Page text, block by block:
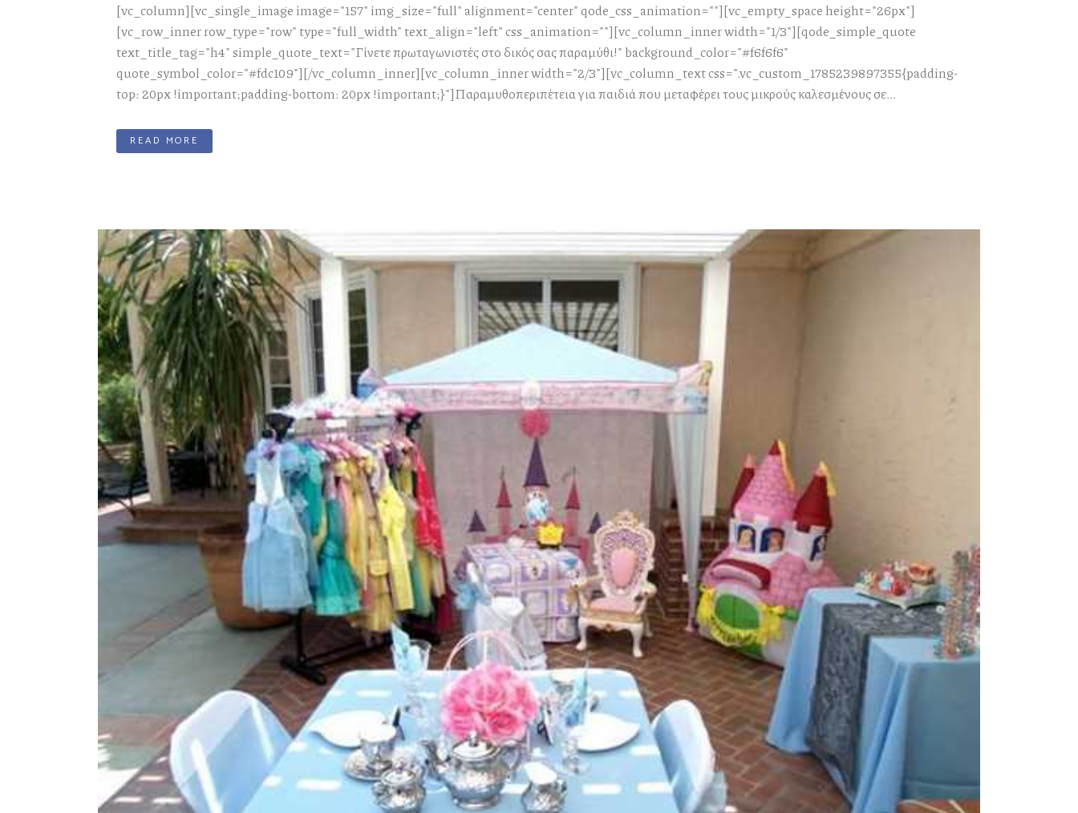
[vc_column][vc_single_image image="157" img_size="full" alignment="center" qode_css_animation=""][vc_empty_space height="26px"]
[vc_row_inner row_type="row" type="full_width" text_align="left" css_animation=""][vc_column_inner width="1/3"][qode_simple_quote
text_title_tag="h4" simple_quote_text="Γίνετε πρωταγωνιστές στο δικός σας παραμύθι!" background_color="#f6f6f6"
quote_symbol_color="#fdc109"][/vc_column_inner][vc_column_inner width="2/3"][vc_column_text css=".vc_custom_1785239897355{padding-
top: 20px !important;padding-bottom: 20px !important;}"]Παραμυθοπεριπέτεια για παιδιά που μεταφέρει τους μικρούς καλεσμένους σε...
READ MORE